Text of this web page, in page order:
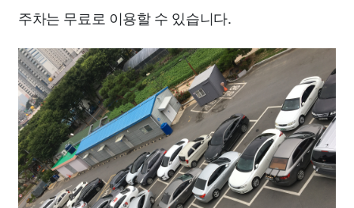
주차는 무료로 이용할 수 있습니다.